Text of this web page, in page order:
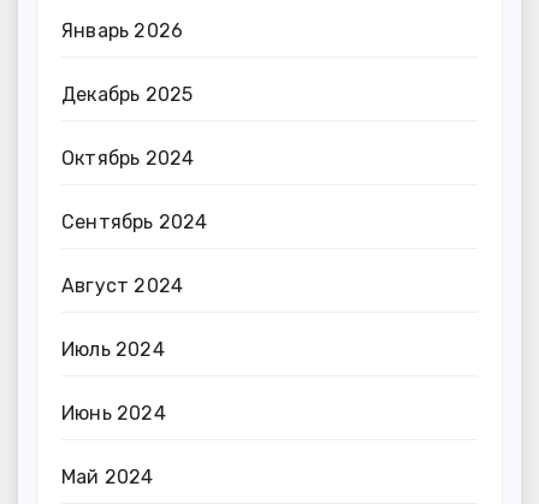
Январь 2026
Декабрь 2025
Октябрь 2024
Сентябрь 2024
Август 2024
Июль 2024
Июнь 2024
Май 2024